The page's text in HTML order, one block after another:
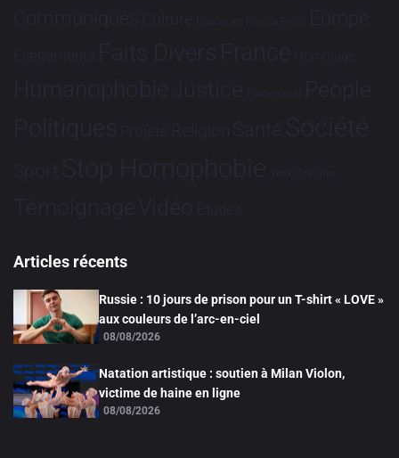
Communiqués Culture Dialogues France-Brésil Europe
Evénements Faits Divers France Hommage
HumanophobieJustice Partenariat People
Politiques Projets Religion Santé Société
Sport Stop Homophobie Tech Tribune
TémoignageVidéo Études
Articles récents
Russie : 10 jours de prison pour un T-shirt « LOVE »
aux couleurs de l’arc-en-ciel
08/08/2026
Natation artistique : soutien à Milan Violon,
victime de haine en ligne
08/08/2026